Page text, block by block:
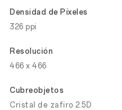
Densidad de Píxeles
326 ppi
Resolución
466 x 466
Cubreobjetos
Cristal de zafiro 2.5D